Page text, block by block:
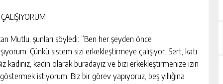
Mutlu, şunları söyledi: “Ben her şeyden önce
Çünkü sistem sizi erkekleştirmeye çalışıyor. Sert, katı
kadın olarak buradayız ve bizi erkekleştirmenize izin
istiyorum. Biz bir görev yapıyoruz, beş yıllığına